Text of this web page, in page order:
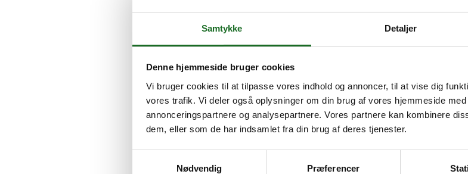
Samtykke Detaljer
Denne hjemmeside bruger cookies
Vi bruger cookies til at tilpasse vores indhold og annoncer, til at vise dig
vores trafik. Vi deler også oplysninger om din brug af vores hjemmeside
annonceringspartnere og analysepartnere. Vores partnere kan kombinere
dem, eller som de har indsamlet fra din brug af deres tjenester.
Nødvendig
Præferencer